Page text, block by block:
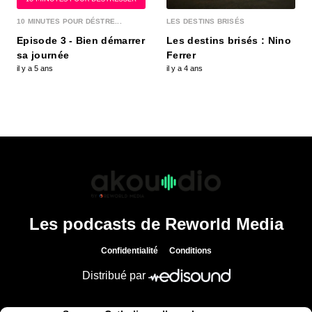
« Pantagruel », un nom de restaurant qui, à lui
seul, suffirait presque à nous mettre en appétit...
Pierre Martinet, alerte enlèvement !
00:34:07 - IL Y A 3 ANS
Bien qu’il ait troqué la légion étrangère à laquelle
Pour Alice Tourbier, l’hôtellerie de luxe est avant
tout une histoire de famille. En 1999, lorsqu...
10 MINUTES POUR DÉSTRE...
Episode 3 - Bien démarrer
sa journée
il y a 5 ans
LES DESTINS BRISÉS
Les destins brisés : Nino
Ferrer
il y a 4 ans
Les podcasts de Reworld Media
Confidentialité Conditions
Distribué par